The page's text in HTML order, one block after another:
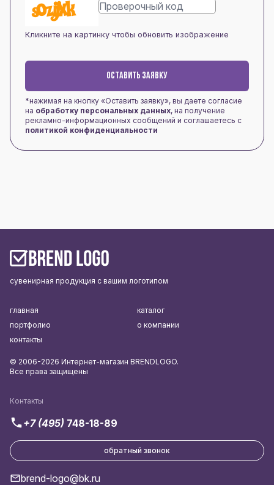
Кликните на картинку чтобы обновить изображение
ОСТАВИТЬ ЗАЯВКУ
*нажимая на кнопку «Оставить заявку», вы даете согласие
на обработку персональных данных, на получение
рекламно-информационных сообщений и соглашаетесь с
политикой конфиденциальности
сувенирная продукция с вашим логотипом
Контакты
+7 (495) 748-18-89
обратный звонок
brend-logo@bk.ru
главная
каталог
портфолио
о компании
контакты
© 2006-2026 Интернет-магазин BRENDLOGO.
Все права защищены